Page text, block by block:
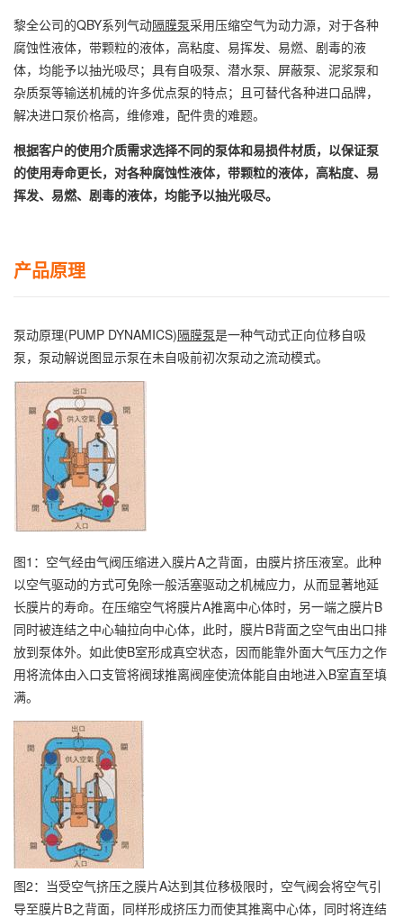
黎全公司的QBY系列气动隔膜泵采用压缩空气为动力源，对于各种
腐蚀性液体，带颗粒的液体，高粘度、易挥发、易燃、剧毒的液
体，均能予以抽光吸尽；具有自吸泵、潜水泵、屏蔽泵、泥浆泵和
杂质泵等输送机械的许多优点泵的特点；且可替代各种进口品牌，
解决进口泵价格高，维修难，配件贵的难题。
根据客户的使用介质需求选择不同的泵体和易损件材质，以保证泵
的使用寿命更长，对各种腐蚀性液体，带颗粒的液体，高粘度、易
挥发、易燃、剧毒的液体，均能予以抽光吸尽。
产品原理
泵动原理(PUMP DYNAMICS)隔膜泵是一种气动式正向位移自吸
泵，泵动解说图显示泵在未自吸前初次泵动之流动模式。
图1：空气经由气阀压缩进入膜片A之背面，由膜片挤压液室。此种
以空气驱动的方式可免除一般活塞驱动之机械应力，从而显著地延
长膜片的寿命。在压缩空气将膜片A推离中心体时，另一端之膜片B
同时被连结之中心轴拉向中心体，此时，膜片B背面之空气由出口排
放到泵体外。如此使B室形成真空状态，因而能靠外面大气压力之作
用将流体由入口支管将阀球推离阀座使流体能自由地进入B室直至填
满。
图2：当受空气挤压之膜片A达到其位移极限时，空气阀会将空气引
导至膜片B之背面，同样形成挤压力而使其推离中心体，同时将连结